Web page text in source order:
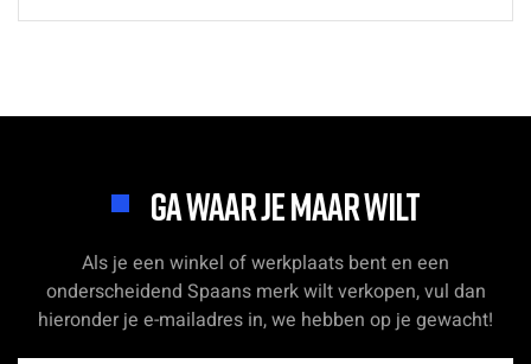
GA WAAR JE MAAR WILT
Als je een winkel of werkplaats bent en een
onderscheidend Spaans merk wilt verkopen, vul dan
hieronder je e-mailadres in, we hebben op je gewacht!